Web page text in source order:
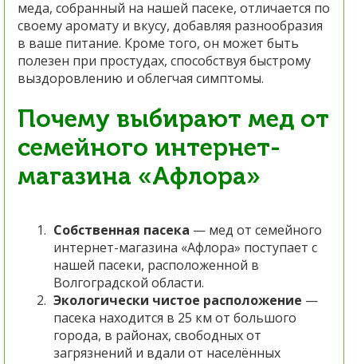
меда, собранный на нашей пасеке, отличается по
своему аромату и вкусу, добавляя разнообразия
в ваше питание. Кроме того, он может быть
полезен при простудах, способствуя быстрому
выздоровлению и облегчая симптомы.
Почему выбирают мед от
семейного интернет-
магазина «Афлора»
Собственная пасека — мед от семейного
интернет-магазина «Афлора» поступает с
нашей пасеки, расположенной в
Волгоградской области.
Экологически чистое расположение —
пасека находится в 25 км от большого
города, в районах, свободных от
загрязнений и вдали от населённых